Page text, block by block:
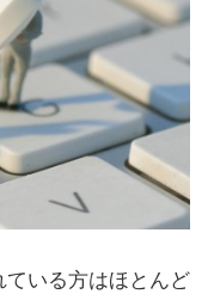
いる方はほとんど